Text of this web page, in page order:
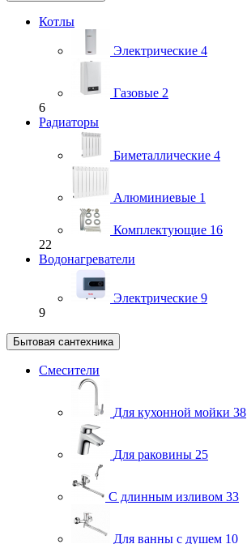
Котлы
Электрические 4
Газовые 2
6
Радиаторы
Биметаллические 4
Алюминиевые 1
Комплектующие 16
22
Водонагреватели
Электрические 9
9
Бытовая сантехника
Смесители
Для кухонной мойки 38
Для раковины 25
С длинным изливом 33
Для ванны с душем 10